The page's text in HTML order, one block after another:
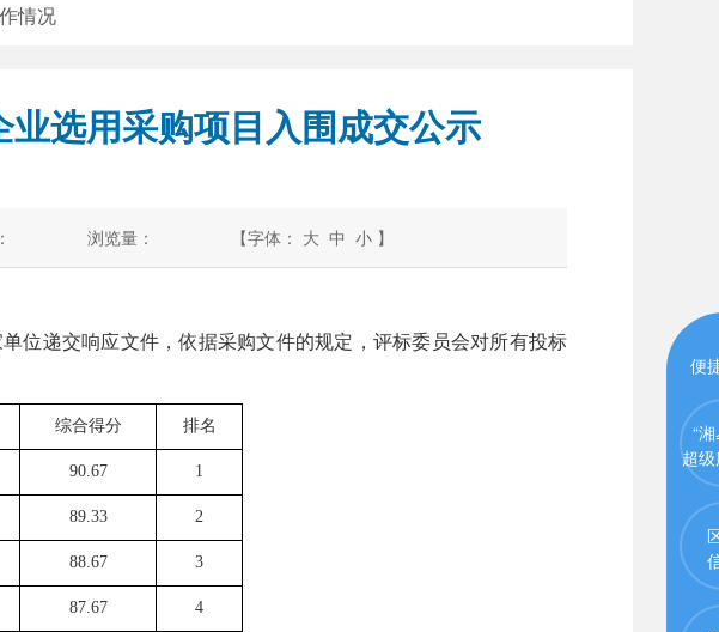
情况
选用采购项目入围成交公示
浏览量： 【字体： 大 中 小 】
递交响应文件，依据采购文件的规定，评标委员会对所有投标
综合得分 排名
90.67 1
89.33 2
88.67 3
87.67 4
便
“
超